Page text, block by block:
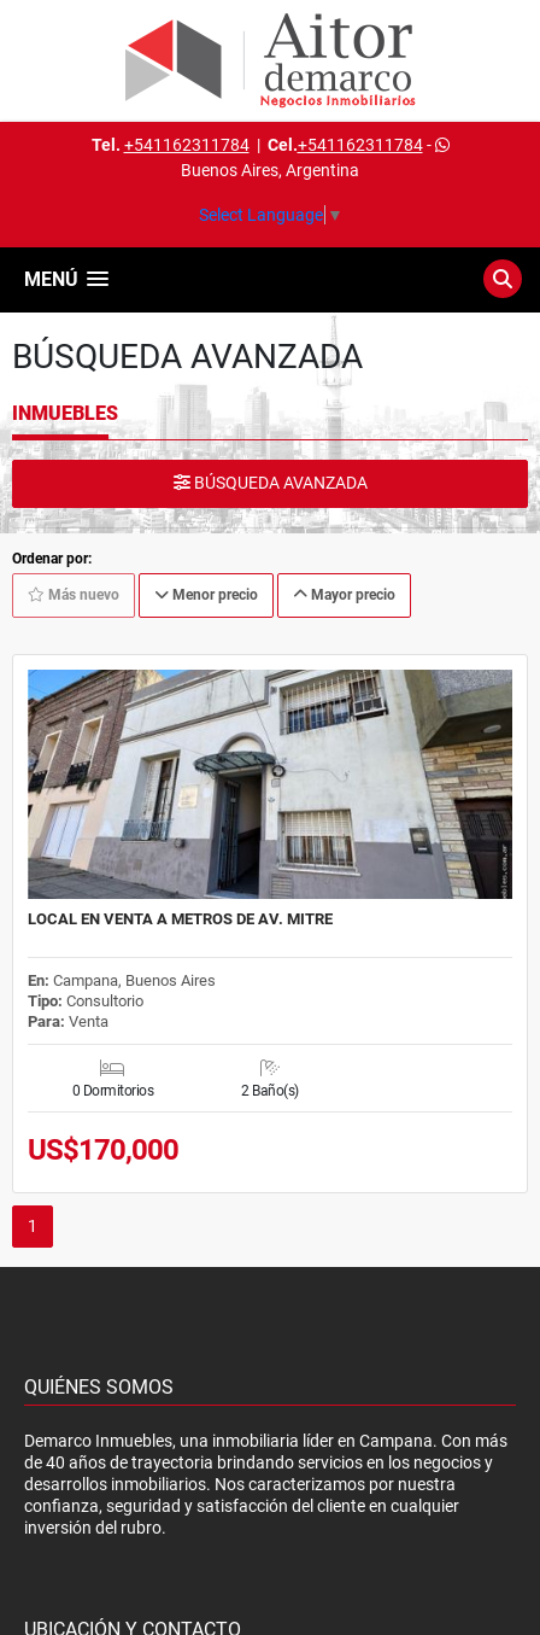
Tel. +541162311784| Cel.+541162311784-
Buenos Aires, Argentina
Select Language ▼
MENÚ
BÚSQUEDA AVANZADA
INMUEBLES
BÚSQUEDA AVANZADA
Ordenar por:
Más nuevo Menor precio Mayor precio
LOCAL EN VENTA A METROS DE AV. MITRE
En: Campana, Buenos Aires
Tipo: Consultorio
Para: Venta
0 Dormitorios 2 Baño(s)
US$170,000
1
QUIÉNES SOMOS
Demarco Inmuebles, una inmobiliaria líder en Campana. Con más
de 40 años de trayectoria brindando servicios en los negocios y
desarrollos inmobiliarios. Nos caracterizamos por nuestra
confianza, seguridad y satisfacción del cliente en cualquier
inversión del rubro.
UBICACIÓN Y CONTACTO